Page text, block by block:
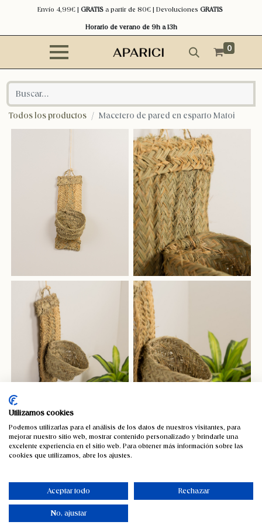
Envío 4,99€ | GRATISa partir de 80€ | Devoluciones GRATIS
Horario de verano de 9h a 13h
0
Todos los productos Macetero de pared en esparto Matoi
Macetero de pared en esparto Matoi
Utilizamos cookies
Podemos utilizarlas para el análisis de los datos de nuestros visitantes, para
mejorar nuestro sitio web, mostrar contenido personalizado y brindarle una
excelente experiencia en el sitio web. Para obtener más información sobre las
cookies que utilizamos, abre los ajustes.
Aceptar todo Rechazar
No, ajustar